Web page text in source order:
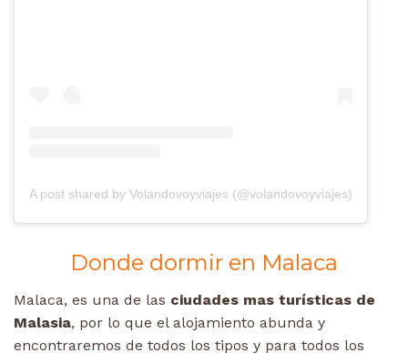
A post shared by Volandovoyviajes (@volandovoyviajes)
Donde dormir en Malaca
Malaca, es una de las ciudades mas turísticas de
Malasia, por lo que el alojamiento abunda y
encontraremos de todos los tipos y para todos los